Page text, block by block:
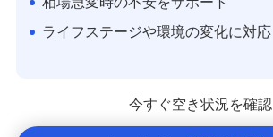
ライフステージや環境の変化に対応
今すぐ空き状況を確認